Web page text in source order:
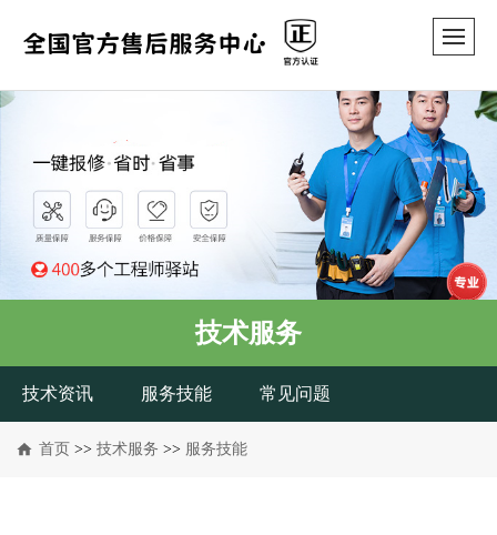
技术服务
技术资讯 服务技能 常见问题
首页 >> 技术服务 >> 服务技能